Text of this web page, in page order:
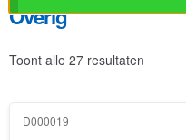
Overig
Toont alle 27 resultaten
D000019